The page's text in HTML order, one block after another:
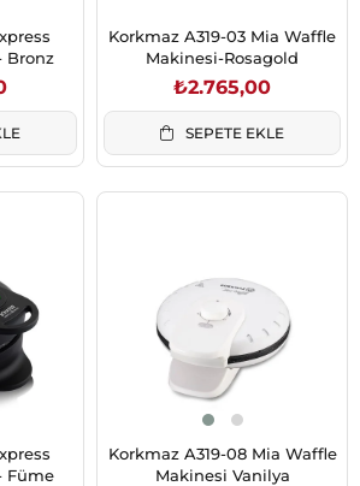
Bronz
Korkmaz A319-03 Mia Waffle
Makinesi-Rosagold
₺2.765,00
SEPETE EKLE
Füme
Korkmaz A319-08 Mia Waffle
Makinesi Vanilya